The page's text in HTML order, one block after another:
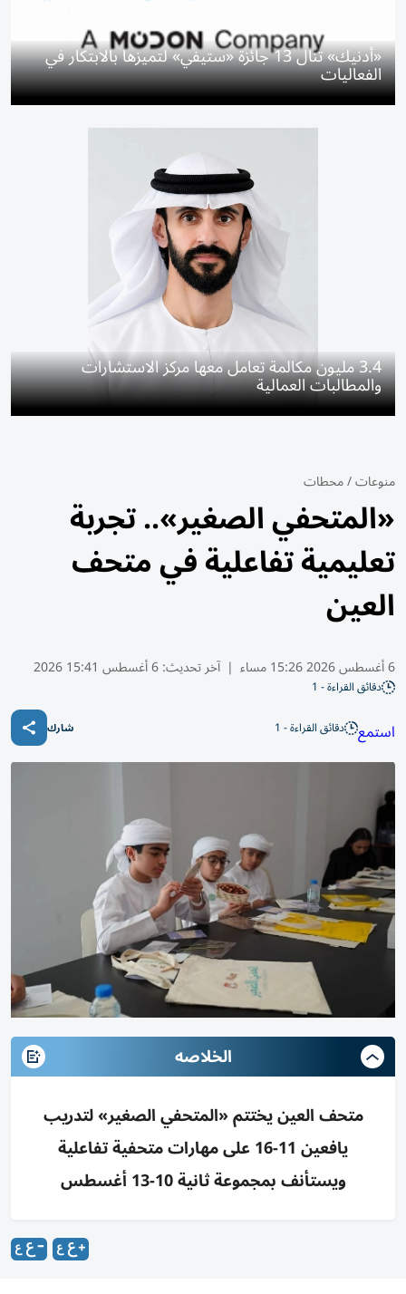
«أدنيك» تنال 13 جائزة «ستيفي» لتميزها بالابتكار في
الفعاليات
3.4 مليون مكالمة تعامل معها مركز الاستشارات
والمطالبات العمالية
منوعات/محطات
«المتحفي الصغير».. تجربة
تعليمية تفاعلية في متحف
العين
6 أغسطس 2026 15:26 مساء | آخر تحديث:6 أغسطس 15:41 2026
دقائق القراءة - 1
استمع دقائق القراءة - 1 شارك
الخلاصه
متحف العين يختتم «المتحفي الصغير» لتدريب
يافعين 11-16 على مهارات متحفية تفاعلية
ويستأنف بمجموعة ثانية 10-13 أغسطس